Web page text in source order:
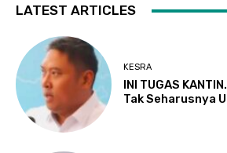
LATEST ARTICLES
KESRA
INI TUGAS
Tak Seharusnya